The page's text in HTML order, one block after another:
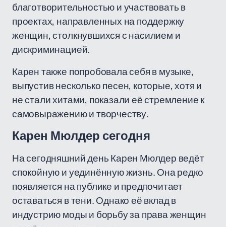
благотворительностью и участвовать в
проектах, направленных на поддержку
женщин, столкнувшихся с насилием и
дискриминацией.
Карен также попробовала себя в музыке,
выпустив несколько песен, которые, хотя и
не стали хитами, показали её стремление к
самовыражению и творчеству.
Карен Мюлдер сегодня
На сегодняшний день Карен Мюлдер ведёт
спокойную и уединённую жизнь. Она редко
появляется на публике и предпочитает
оставаться в тени. Однако её вклад в
индустрию моды и борьбу за права женщин